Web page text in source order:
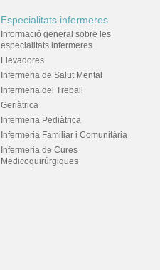
Especialitats infermeres
Informació general sobre les
especialitats infermeres
Llevadores
Infermeria de Salut Mental
Infermeria del Treball
Geriàtrica
Infermeria Pediàtrica
Infermeria Familiar i Comunitària
Infermeria de Cures
Medicoquirúrgiques